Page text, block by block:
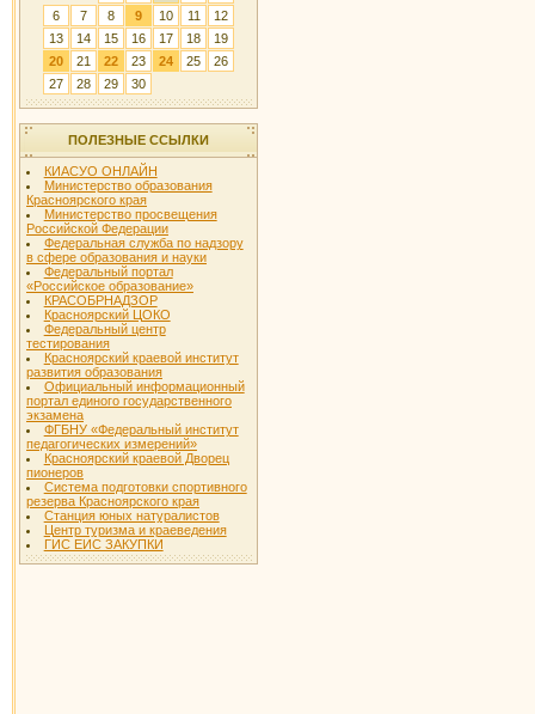
6
7 8 9 10 11
12
13
14 15 16 17 18
19
20
21 22 23 24 25
26
27
28 29 30
ПОЛЕЗНЫЕ ССЫЛКИ
КИАСУО ОНЛАЙН
Министерство образования
Красноярского края
Министерство просвещения
Российской Федерации
Федеральная служба по надзору
в сфере образования и науки
Федеральный портал
«Российское образование»
КРАСОБРНАДЗОР
Красноярский ЦОКО
Федеральный центр
тестирования
Красноярский краевой институт
развития образования
Официальный информационный
портал единого государственного
экзамена
ФГБНУ «Федеральный институт
педагогических измерений»
Красноярский краевой Дворец
пионеров
Система подготовки спортивного
резерва Красноярского края
Станция юных натуралистов
Центр туризма и краеведения
ГИС ЕИС ЗАКУПКИ